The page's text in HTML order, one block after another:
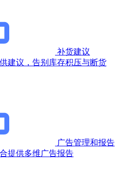
补货建议
建议，告别库存积压与断货
广告管理和报告
提供多维广告报告